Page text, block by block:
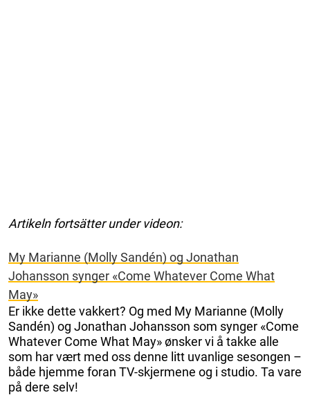
Artikeln fortsätter under videon:
My Marianne (Molly Sandén) og Jonathan
Johansson synger «Come Whatever Come What
May»
Er ikke dette vakkert? Og med My Marianne (Molly
Sandén) og Jonathan Johansson som synger «Come
Whatever Come What May» ønsker vi å takke alle
som har vært med oss denne litt uvanlige sesongen –
både hjemme foran TV-skjermene og i studio. Ta vare
på dere selv!